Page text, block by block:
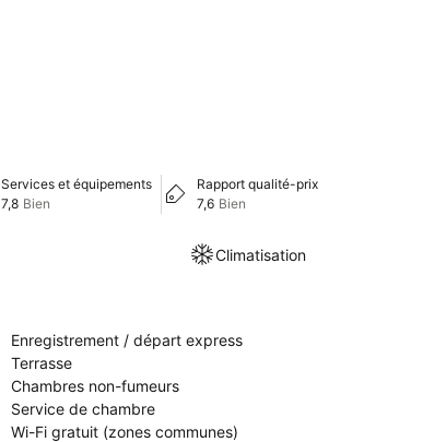
Services et équipements
7,8 Bien
Rapport qualité-prix
7,6 Bien
Climatisation
Enregistrement / départ express
Terrasse
Chambres non-fumeurs
Service de chambre
Wi-Fi gratuit (zones communes)